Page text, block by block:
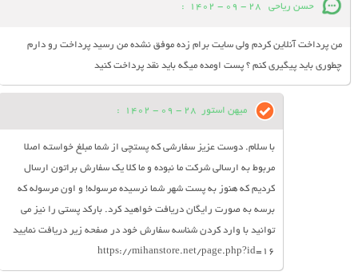
حسن ریاحی 28 - 09 - 1402
:
من پرداخت آنلاین کردم ولی سایت برام زده موفق نشده من رسید پرداخت رو دارم
چطوری باید پیگیری کنم ؟ پست اومده میگه باید نقد پرداخت کنید
میهن استور 28 - 09 - 1402
:
با سلام. دوست عزیز سفارشی که پستچی از شما مبلغ خواسته اصلا
مربوط به ارسالی شرکت ما نبوده و ما کلا یک سفارش براتون ارسال
کردیم که هنوز به پست شهر شما نرسیده مرسوله! و اون مرسوله که
برسه به صورت رایگان دریافت خواهید کرد. بارکد پستی را نیز می
توانید با وارد کردن شناسه سفارش خود در صفحه زیر دریافت نمایید
https://mihanstore.net/page.php?id=16